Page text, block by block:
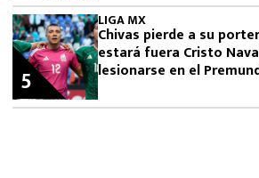
LIGA MX
Chivas pierde a su
estará fuera Cristo
lesionarse en el
5